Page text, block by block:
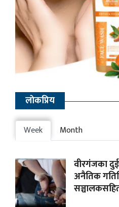
लाेकप्रिय
Week Month
वीरगंजका दुई
अनैतिक